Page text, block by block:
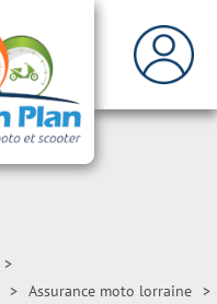
>
> Assurance moto lorraine >